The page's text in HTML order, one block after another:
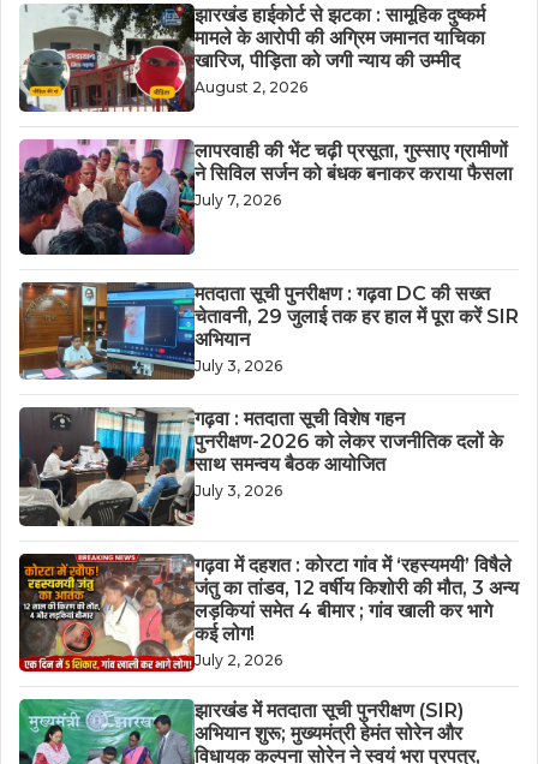
झारखंड हाईकोर्ट से झटका : सामूहिक दुष्कर्म
मामले के आरोपी की अग्रिम जमानत याचिका
खारिज, पीड़िता को जगी न्याय की उम्मीद
August 2, 2026
लापरवाही की भेंट चढ़ी प्रसूता, गुस्साए ग्रामीणों
ने सिविल सर्जन को बंधक बनाकर कराया फैसला
July 7, 2026
मतदाता सूची पुनरीक्षण : गढ़वा DC की सख्त
चेतावनी, 29 जुलाई तक हर हाल में पूरा करें SIR
अभियान
July 3, 2026
गढ़वा : मतदाता सूची विशेष गहन
पुनरीक्षण-2026 को लेकर राजनीतिक दलों के
साथ समन्वय बैठक आयोजित
July 3, 2026
गढ़वा में दहशत : कोरटा गांव में ‘रहस्यमयी’ विषैले
जंतु का तांडव, 12 वर्षीय किशोरी की मौत, 3 अन्य
लड़कियां समेत 4 बीमार ; गांव खाली कर भागे
कई लोग!
July 2, 2026
झारखंड में मतदाता सूची पुनरीक्षण (SIR)
अभियान शुरू; मुख्यमंत्री हेमंत सोरेन और
विधायक कल्पना सोरेन ने स्वयं भरा प्रपत्र,